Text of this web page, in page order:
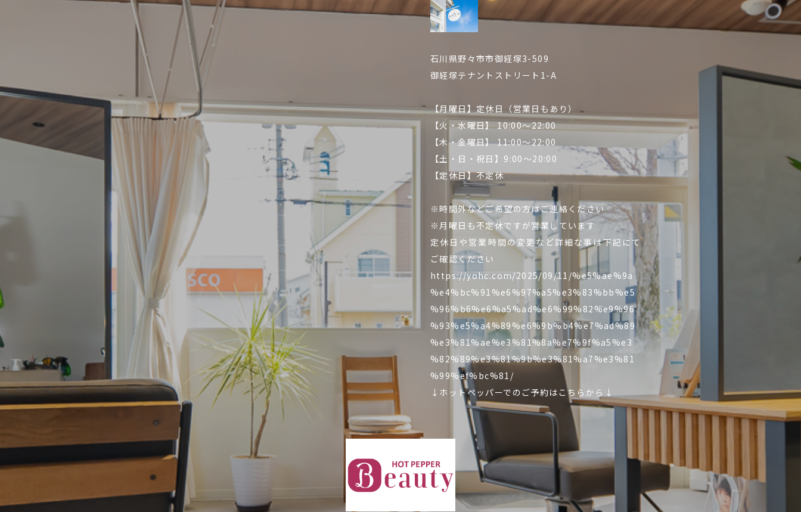
石川県野々市市御経塚3-509
御経塚テナントストリート1-A
【月曜日】定休日（営業日もあり）
【火・水曜日】 10:00～22:00
【木・金曜日】 11:00～22:00
【土・日・祝日】9:00～20:00
【定休日】不定休
※時間外などご希望の方はご連絡ください
※月曜日も不定休ですが営業しています
定休日や営業時間の変更など詳細な事は下記にて
ご確認ください
https://yohc.com/2025/09/11/%e5%ae%9a
%e4%bc%91%e6%97%a5%e3%83%bb%e5
%96%b6%e6%a5%ad%e6%99%82%e9%96
%93%e5%a4%89%e6%9b%b4%e7%ad%89
%e3%81%ae%e3%81%8a%e7%9f%a5%e3
%82%89%e3%81%9b%e3%81%a7%e3%81
%99%ef%bc%81/
↓ホットペッパーでのご予約はこちらから↓